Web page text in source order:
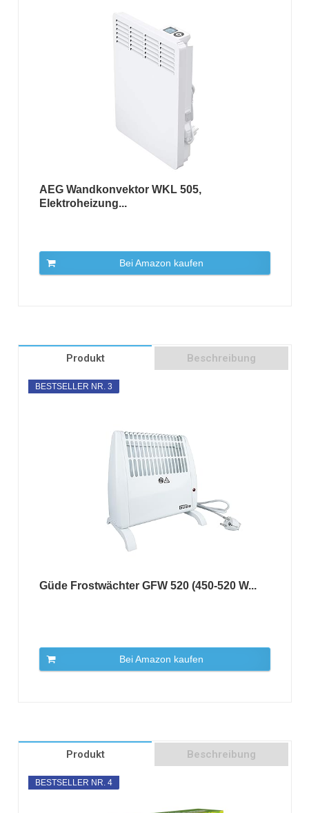
AEG Wandkonvektor WKL 505,
Elektroheizung...
Bei Amazon kaufen
Produkt Beschreibung
BESTSELLER NR. 3
Güde Frostwächter GFW 520 (450-520 W...
Bei Amazon kaufen
Produkt Beschreibung
BESTSELLER NR. 4